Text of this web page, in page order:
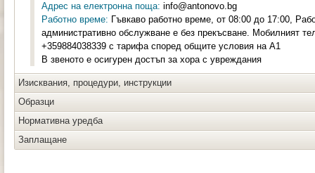
Адрес на електронна поща: info@antonovo.bg
Работно време: Гъвкаво работно време, от 08:00 до 17:00,
административно обслужване е без прекъсване. Мобилният
+359884038339 с тарифа според общите условия на А1
В звеното е осигурен достъп за хора с увреждания
Изисквания, процедури, инструкции
Образци
Нормативна уредба
Заплащане